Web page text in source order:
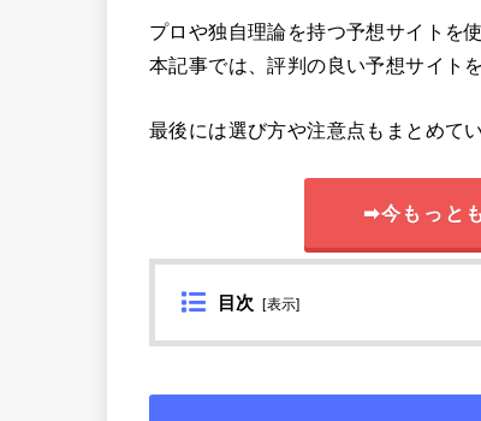
プロや独自理論を持つ予想サイトを
本記事では、評判の良い予想サイト
最後には選び方や注意点もまとめて
➡今もっと
目次 [表示]